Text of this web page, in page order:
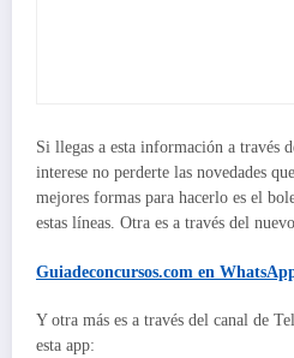
Si llegas a esta información a través
interese no perderte las novedades
mejores formas para hacerlo es el
estas líneas. Otra es a través del
Guiadeconcursos.com en
Y otra más es a través del canal de
esta app: